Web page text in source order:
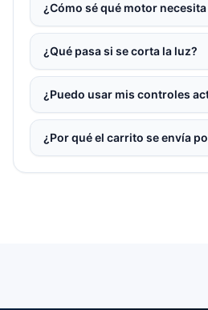
¿Cómo sé qué motor
¿Qué pasa si se corta la luz?
¿Puedo usar mis controles
¿Por qué el carrito se envía